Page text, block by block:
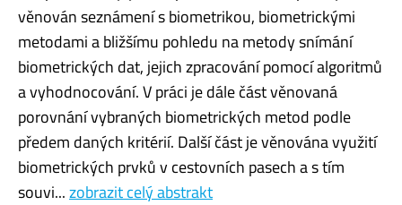
věnován seznámení s biometrikou, biometrickými
metodami a bližšímu pohledu na metody snímání
biometrických dat, jejich zpracování pomocí algoritmů
a vyhodnocování. V práci je dále část věnovaná
porovnání vybraných biometrických metod podle
předem daných kritérií. Další část je věnována využití
biometrických prvků v cestovních pasech a s tím
souvi...zobrazit celý abstrakt